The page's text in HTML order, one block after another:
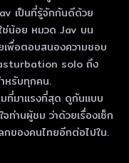
เป็นที่รู้จักกันดีด้วย
ช่น้อย หมวด Jav บน
เพื่อตอบสนองความชอบ
solo ถึง
หรับทุกคน.
ที่มาแรงที่สุด ดูกันแบบ
านผู้ชม ว่าด้วยเรื่องเซ็ก
กของคนไทยอีกต่อไปใน.